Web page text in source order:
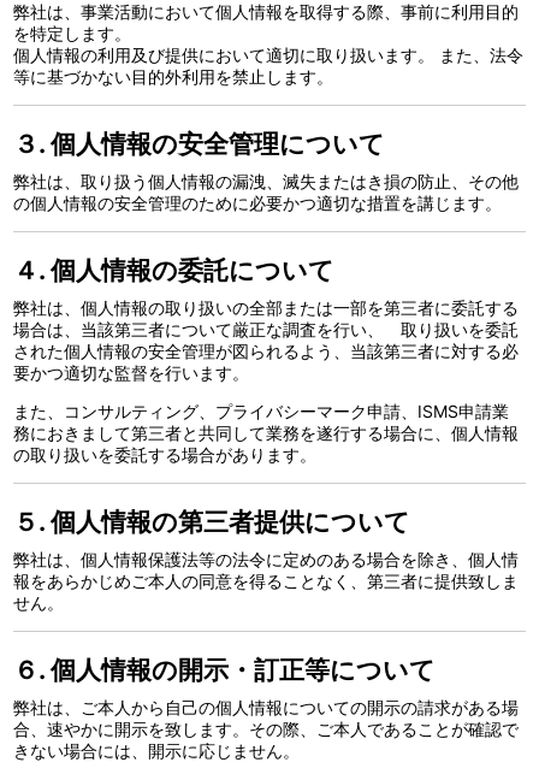
弊社は、事業活動において個人情報を取得する際、事前に利用目的
を特定します。
個人情報の利用及び提供において適切に取り扱います。 また、法令
等に基づかない目的外利用を禁止します。
３. 個人情報の安全管理について
弊社は、取り扱う個人情報の漏洩、滅失またはき損の防止、その他
の個人情報の安全管理のために必要かつ適切な措置を講じます。
４. 個人情報の委託について
弊社は、個人情報の取り扱いの全部または一部を第三者に委託する
場合は、当該第三者について厳正な調査を行い、 取り扱いを委託
された個人情報の安全管理が図られるよう、当該第三者に対する必
要かつ適切な監督を行います。
また、コンサルティング、プライバシーマーク申請、ISMS申請業
務におきまして第三者と共同して業務を遂行する場合に、個人情報
の取り扱いを委託する場合があります。
５. 個人情報の第三者提供について
弊社は、個人情報保護法等の法令に定めのある場合を除き、個人情
報をあらかじめご本人の同意を得ることなく、第三者に提供致しま
せん。
６. 個人情報の開示・訂正等について
弊社は、ご本人から自己の個人情報についての開示の請求がある場
合、速やかに開示を致します。その際、ご本人であることが確認で
きない場合には、開示に応じません。